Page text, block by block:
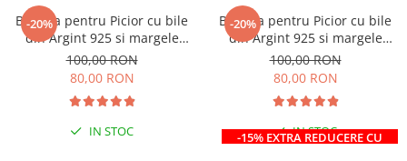
-20%
Bratara pentru Picior cu bile
din Argint 925 si margele
bej/maro
100,00 RON
80,00 RON
IN STOC
-20%
-15% EXTRA REDUCERE CU
Bratara pentru Picior cu bile
din Argint 925 si margele
multicolor
100,00 RON
80,00 RON
IN STOC